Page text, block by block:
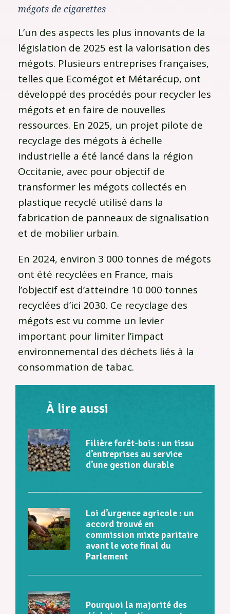
mégots de cigarettes
L’un des aspects les plus innovants de la
législation de 2025 est la valorisation des
mégots. Plusieurs entreprises françaises,
telles que Ecomégot et Métarécup, ont
développé des procédés pour recycler les
mégots et en faire de nouvelles
ressources. En 2025, un projet pilote de
recyclage des mégots à échelle
industrielle a été lancé dans la région
Occitanie, avec pour objectif de
transformer les mégots collectés en
plastique recyclé utilisé dans la
fabrication de panneaux de signalisation
et de mobilier urbain.
En 2024, environ 3 000 tonnes de mégots
ont été recyclées en France, mais
l’objectif est d’atteindre 10 000 tonnes
recyclées d’ici 2030. Ce recyclage des
mégots est vu comme un levier
important pour limiter l’impact
environnemental des déchets liés à la
consommation de tabac.
À lire aussi
Filière forêt-bois : un tissu
d’entreprises au service
d’une gestion durable
Loi d’urgence agricole : un
accord trouvé en
commission mixte paritaire
avant le vote final du
Parlement
Pourquoi la majorité des